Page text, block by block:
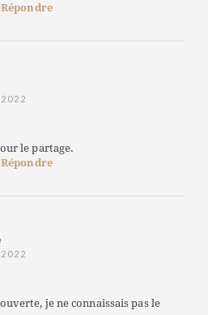
Répondre
le partage.
Répondre
je ne connaissais pas le